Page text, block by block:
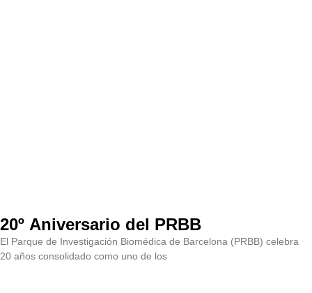
20º Aniversario del PRBB
El Parque de Investigación Biomédica de Barcelona (PRBB) celebra
20 años consolidado como uno de los